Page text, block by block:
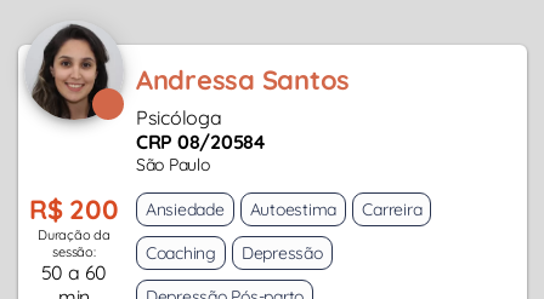
Andressa Santos
Psicóloga
CRP 08/20584
São Paulo
R$ 200
Duração da
sessão:
50 a 60
Ansiedade Autoestima
Carreira
Coaching
Depressão